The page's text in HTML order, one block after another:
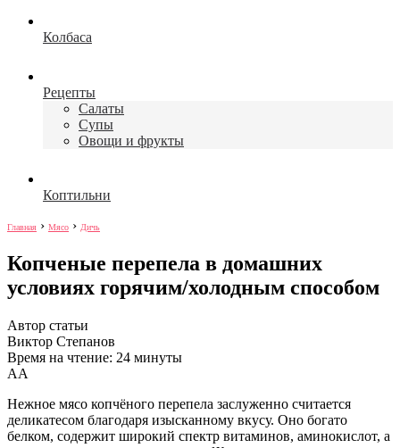
Колбаса
Рецепты
Салаты
Супы
Овощи и фрукты
Коптильни
Главная › Мясо › Дичь
Копченые перепела в домашних
условиях горячим/холодным способом
Автор статьи
Виктор Степанов
Время на чтение: 24 минуты
АА
Нежное мясо копчёного перепела заслуженно считается
деликатесом благодаря изысканному вкусу. Оно богато
белком, содержит широкий спектр витаминов, аминокислот, а